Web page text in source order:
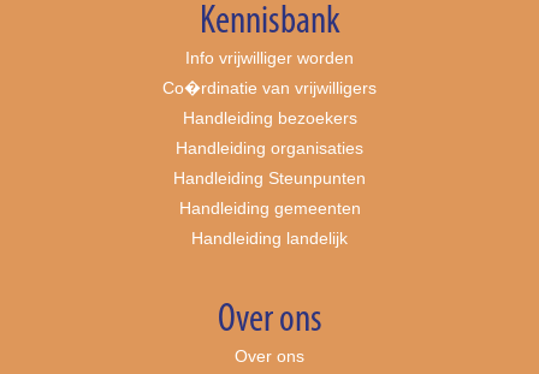
Kennisbank
Info vrijwilliger worden
Co�rdinatie van vrijwilligers
Handleiding bezoekers
Handleiding organisaties
Handleiding Steunpunten
Handleiding gemeenten
Handleiding landelijk
Over ons
Over ons